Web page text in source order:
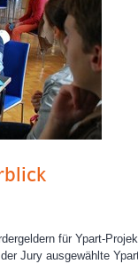
für Ypart-
Jury ausgewählte